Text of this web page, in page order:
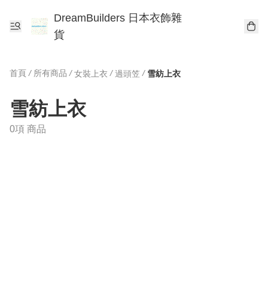
DreamBuilders 日本衣飾雜
貨
首頁 / 所有商品 / 女裝上衣 / 過頭笠 / 雪紡上衣
雪紡上衣
0項 商品